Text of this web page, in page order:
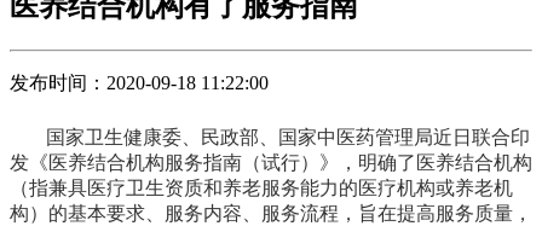
医养结合机构有了服务指南
发布时间：2020-09-18 11:22:00
国家卫生健康委、民政部、国家中医药管理局近日联合印
发《医养结合机构服务指南（试行）》，明确了医养结合机构
（指兼具医疗卫生资质和养老服务能力的医疗机构或养老机
构）的基本要求、服务内容、服务流程，旨在提高服务质量，